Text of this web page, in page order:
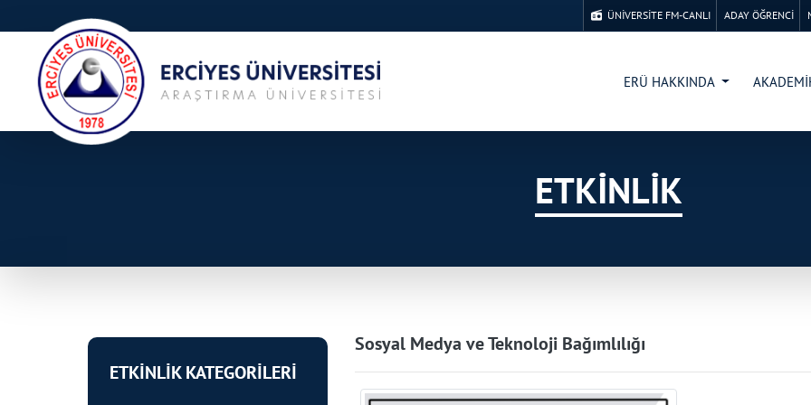
ÜNİVERSİTE FM-CANLI ADAY ÖĞRENCİ
ERÜ HAKKINDA
ETKİNLİK
ETKİNLİK KATEGORİLERİ
Sosyal Medya ve Teknoloji Bağımlılığı